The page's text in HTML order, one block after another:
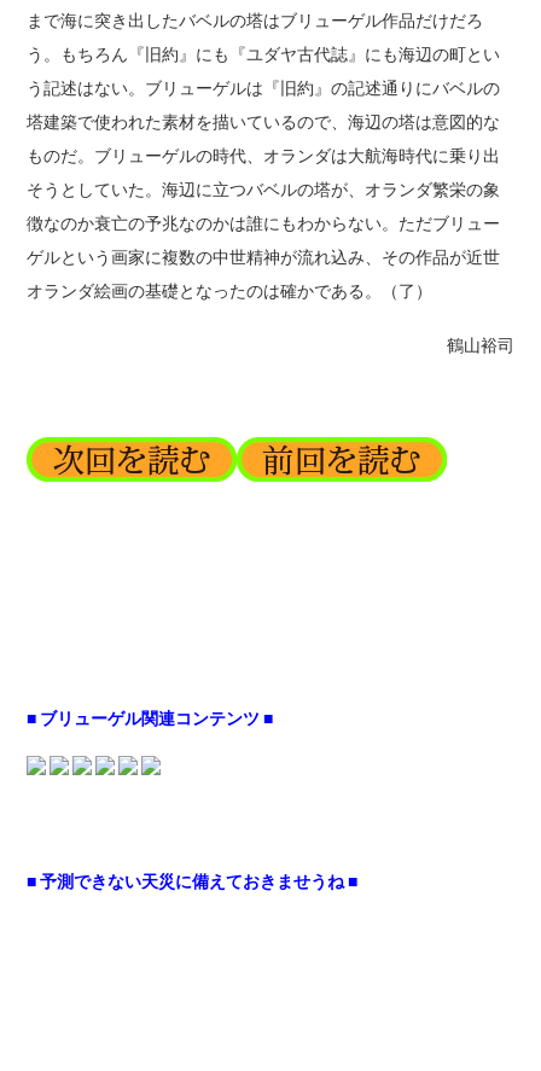
まで海に突き出したバベルの塔はブリューゲル作品だけだろ
う。もちろん『旧約』にも『ユダヤ古代誌』にも海辺の町とい
う記述はない。ブリューゲルは『旧約』の記述通りにバベルの
塔建築で使われた素材を描いているので、海辺の塔は意図的な
ものだ。ブリューゲルの時代、オランダは大航海時代に乗り出
そうとしていた。海辺に立つバベルの塔が、オランダ繁栄の象
徴なのか衰亡の予兆なのかは誰にもわからない。ただブリュー
ゲルという画家に複数の中世精神が流れ込み、その作品が近世
オランダ絵画の基礎となったのは確かである。（了）
鶴山裕司
■ ブリューゲル関連コンテンツ ■
■ 予測できない天災に備えておきませうね ■